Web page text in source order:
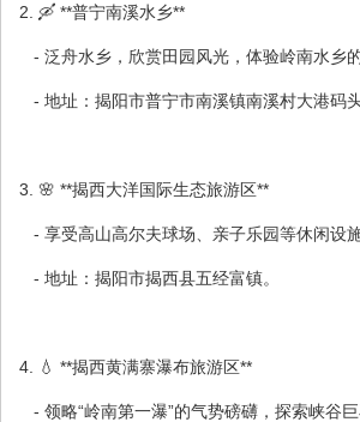
2. 🛶 **普宁南溪水乡**
- 泛舟水乡，欣赏田园风光，体验岭南水乡的
- 地址：揭阳市普宁市南溪镇南溪村大港码头
3. 🌸 **揭西大洋国际生态旅游区**
- 享受高山高尔夫球场、亲子乐园等休闲设
- 地址：揭阳市揭西县五经富镇。
4. 💧 **揭西黄满寨瀑布旅游区**
- 领略“岭南第一瀑”的气势磅礴，探索峡谷巨